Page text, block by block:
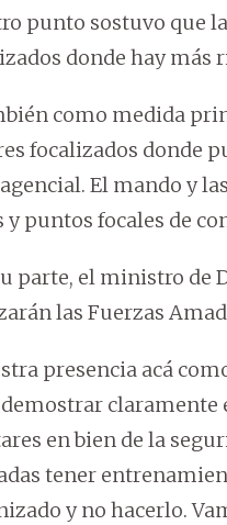
punto sostuvo que
donde hay más
como medida
focalizados donde
El mando y
y puntos focales de
parte, el ministro de
las Fuerzas
presencia acá
claramente
en bien de la
tener
y no hacerlo.